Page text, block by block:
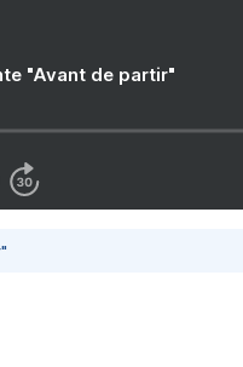
"Avant de partir"